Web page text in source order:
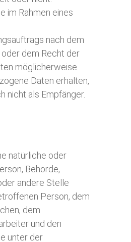
im Rahmen eines
nach dem
dem Recht der
möglicherweise
Daten erhalten,
nicht als Empfänger.
natürliche oder
Behörde,
andere Stelle
Person, dem
dem
und den
unter der